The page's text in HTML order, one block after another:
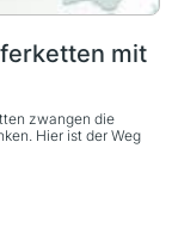
mit
zwangen die
Hier ist der Weg